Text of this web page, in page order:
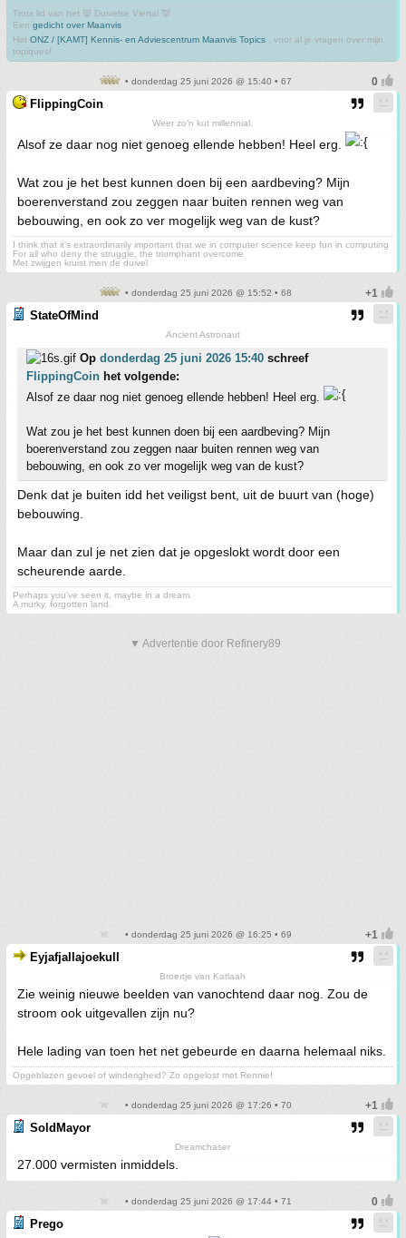
Trots lid van het 👿 Duivelse Viertal 👿
Een gedicht over Maanvis
Het ONZ / [KAMT] Kennis- en Adviescentrum Maanvis Topics , voor al je vragen over mijn
topiques!
• donderdag 25 juni 2026 @ 15:40 • 67
FlippingCoin
Weer zo'n kut millennial.
Alsof ze daar nog niet genoeg ellende hebben! Heel erg.
Wat zou je het best kunnen doen bij een aardbeving? Mijn
boerenverstand zou zeggen naar buiten rennen weg van
bebouwing, en ook zo ver mogelijk weg van de kust?
I think that it’s extraordinarily important that we in computer science keep fun in computing
For all who deny the struggle, the triumphant overcome
Met zwijgen kruist men de duivel
• donderdag 25 juni 2026 @ 15:52 • 68
StateOfMind
Ancient Astronaut
Op donderdag 25 juni 2026 15:40 schreef
FlippingCoin het volgende:
Alsof ze daar nog niet genoeg ellende hebben! Heel erg.
Wat zou je het best kunnen doen bij een aardbeving? Mijn
boerenverstand zou zeggen naar buiten rennen weg van
bebouwing, en ook zo ver mogelijk weg van de kust?
Denk dat je buiten idd het veiligst bent, uit de buurt van (hoge)
bebouwing.
Maar dan zul je net zien dat je opgeslokt wordt door een
scheurende aarde.
Perhaps you've seen it, maybe in a dream.
A murky, forgotten land.
▼ Advertentie door Refinery89
• donderdag 25 juni 2026 @ 16:25 • 69
Eyjafjallajoekull
Broertje van Katlaah
Zie weinig nieuwe beelden van vanochtend daar nog. Zou de
stroom ook uitgevallen zijn nu?
Hele lading van toen het net gebeurde en daarna helemaal niks.
Opgeblazen gevoel of winderigheid? Zo opgelost met Rennie!
• donderdag 25 juni 2026 @ 17:26 • 70
SoldMayor
Dreamchaser
27.000 vermisten inmiddels.
• donderdag 25 juni 2026 @ 17:44 • 71
Prego